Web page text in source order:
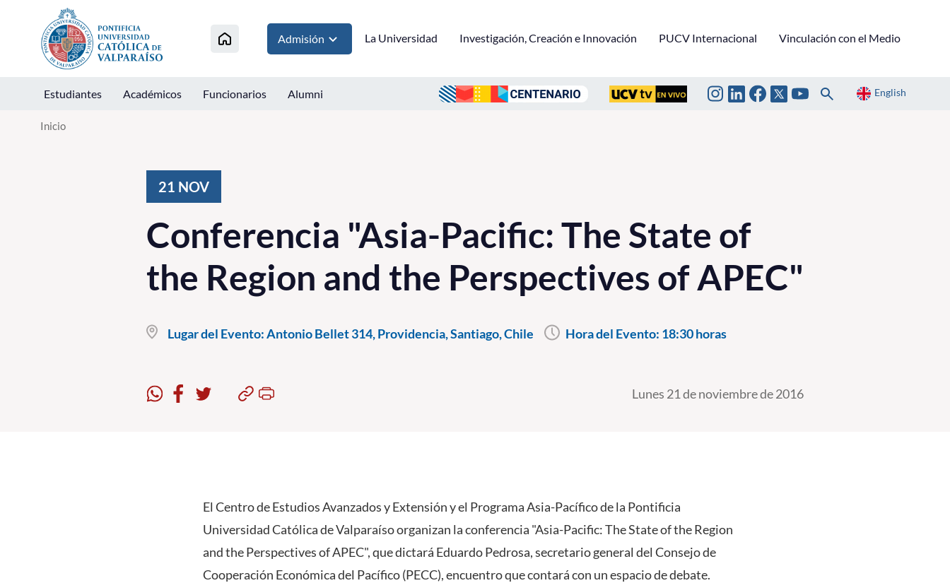
Click acá para ir directamente al contenido
Admisión La Universidad Investigación, Creación e Innovación PUCV Internacional Vinculación con el Medio
Estudiantes Académicos Funcionarios Alumni English
Inicio
21 NOV
Conferencia "Asia-Pacific: The State of
the Region and the Perspectives of APEC"
Lugar del Evento:Antonio Bellet 314, Providencia, Santiago, Chile Hora del Evento: 18:30 horas
Lunes 21 de noviembre de 2016
El Centro de Estudios Avanzados y Extensión y el Programa Asia-Pacífico de la Pontificia
Universidad Católica de Valparaíso organizan la conferencia "Asia-Pacific: The State of the Region
and the Perspectives of APEC", que dictará Eduardo Pedrosa, secretario general del Consejo de
Cooperación Económica del Pacífico (PECC), encuentro que contará con un espacio de debate.